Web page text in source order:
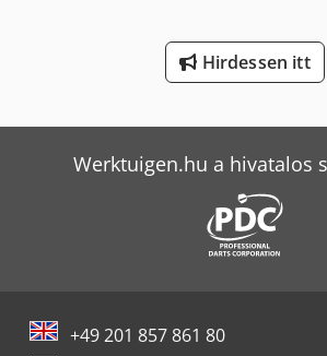
Hirdessen itt
Werktuigen.hu a hivatalos
+49 201 857 861 80